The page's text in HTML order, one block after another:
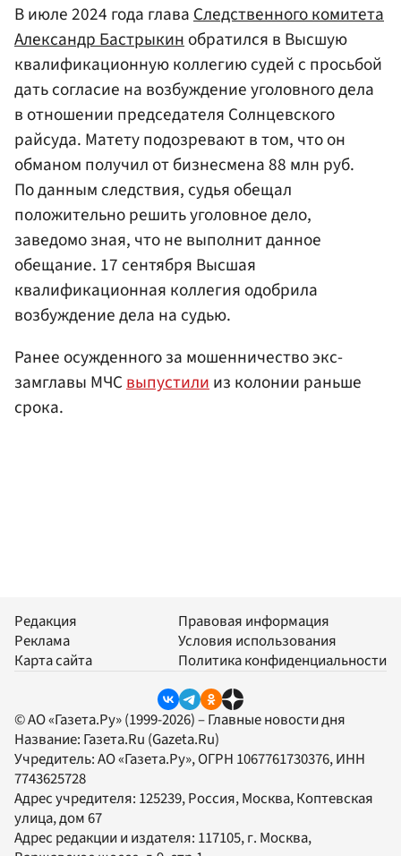
В июле 2024 года главаСледственного комитета
Александр Бастрыкинобратился в Высшую
квалификационную коллегию судей с просьбой
дать согласие на возбуждение уголовного дела
в отношении председателя Солнцевского
райсуда. Матету подозревают в том, что он
обманом получил от бизнесмена 88 млн руб.
По данным следствия, судья обещал
положительно решить уголовное дело,
заведомо зная, что не выполнит данное
обещание. 17 сентября Высшая
квалификационная коллегия одобрила
возбуждение дела на судью.
Ранее осужденного за мошенничество экс-
замглавы МЧСвыпустилииз колонии раньше
срока.
Редакция
Реклама
Карта сайта
Правовая информация
Условия использования
Политика конфиденциальности
© АО «Газета.Ру» (1999-2026) – Главные новости дня
Название: Газета.Ru (Gazeta.Ru)
Учредитель:АО «Газета.Ру», ОГРН 1067761730376, ИНН
7743625728
Адрес учредителя: 125239, Россия, Москва, Коптевская
улица, дом 67
Адрес редакции и издателя: 117105, г. Москва,